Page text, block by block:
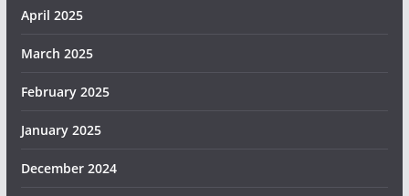
April 2025
March 2025
February 2025
January 2025
December 2024